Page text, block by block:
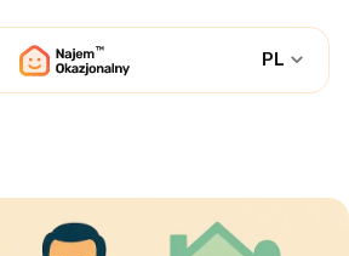
PL